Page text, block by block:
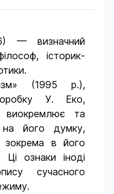
— визначний
історик-
(1995 р.),
У. Еко,
виокремлює та
на його думку,
зокрема в його
ознаки іноді
сучасного